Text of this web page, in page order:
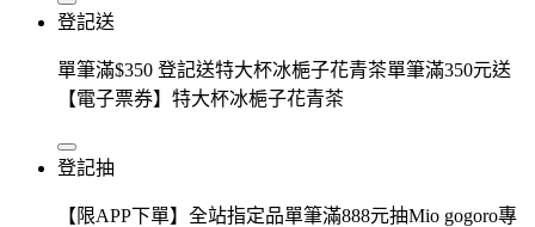
登記送
單筆滿$350 登記送特大杯冰梔子花青茶單筆滿350元送
【電子票券】特大杯冰梔子花青茶
登記抽
【限APP下單】全站指定品單筆滿888元抽Mio gogoro專